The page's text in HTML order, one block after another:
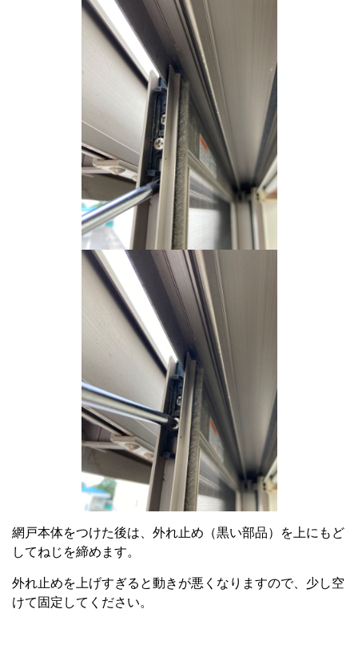
網戸本体をつけた後は、外れ止め（黒い部品）を上にもど
してねじを締めます。
外れ止めを上げすぎると動きが悪くなりますので、少し空
けて固定してください。